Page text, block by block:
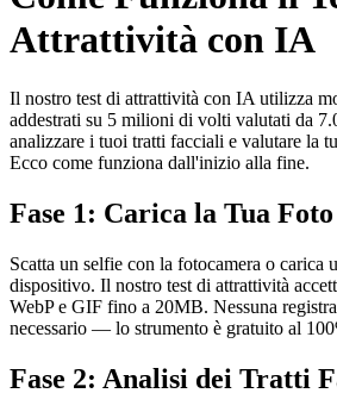
Attrattività con IA
Il nostro test di attrattività con IA utilizza
addestrati su 5 milioni di volti valutati da
analizzare i tuoi tratti facciali e valutare la
Ecco come funziona dall'inizio alla fine.
Fase 1: Carica la Tua Foto
Scatta un selfie con la fotocamera o carica
dispositivo. Il nostro test di attrattività
WebP e GIF fino a 20MB. Nessuna
necessario — lo strumento è gratuito al
Fase 2: Analisi dei Tratti